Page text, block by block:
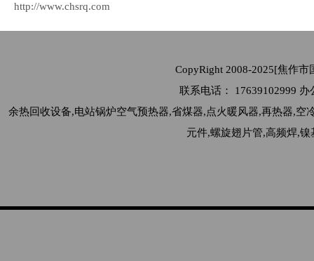
http://www.chsrq.com
CopyRight 2008-2025[焦作
联系电话： 17639102999
余热回收设备,电站锅炉空气预热器,省煤器,点火暖风器,再热器,
元件,螺旋翅片管,高频焊,